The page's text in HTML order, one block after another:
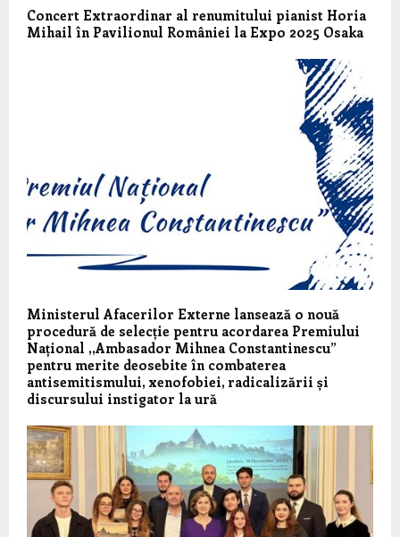
Concert Extraordinar al renumitului pianist Horia
Mihail în Pavilionul României la Expo 2025 Osaka
Ministerul Afacerilor Externe lansează o nouă
procedură de selecție pentru acordarea Premiului
Național ,,Ambasador Mihnea Constantinescu”
pentru merite deosebite în combaterea
antisemitismului, xenofobiei, radicalizării și
discursului instigator la ură